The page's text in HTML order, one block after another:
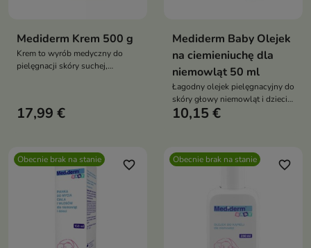
Mediderm Krem 500 g
Krem to wyrób medyczny do
pielęgnacji skóry suchej,
podrażnienia i świąd
17,99 €
Mediderm Baby Olejek
na ciemieniuchę dla
niemowląt 50 ml
Łagodny olejek pielęgnacyjny do
skóry głowy niemowląt i dzieci,
idealny także przy ciemieniusze.
przywracając jej miękkość oraz
10,15 €
Obecnie brak na stanie favorite_border Obecnie brak na stanie favorite_border